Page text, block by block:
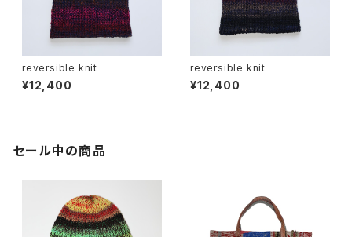
reversible knit
¥12,400
reversible knit
¥12,400
セール中の商品